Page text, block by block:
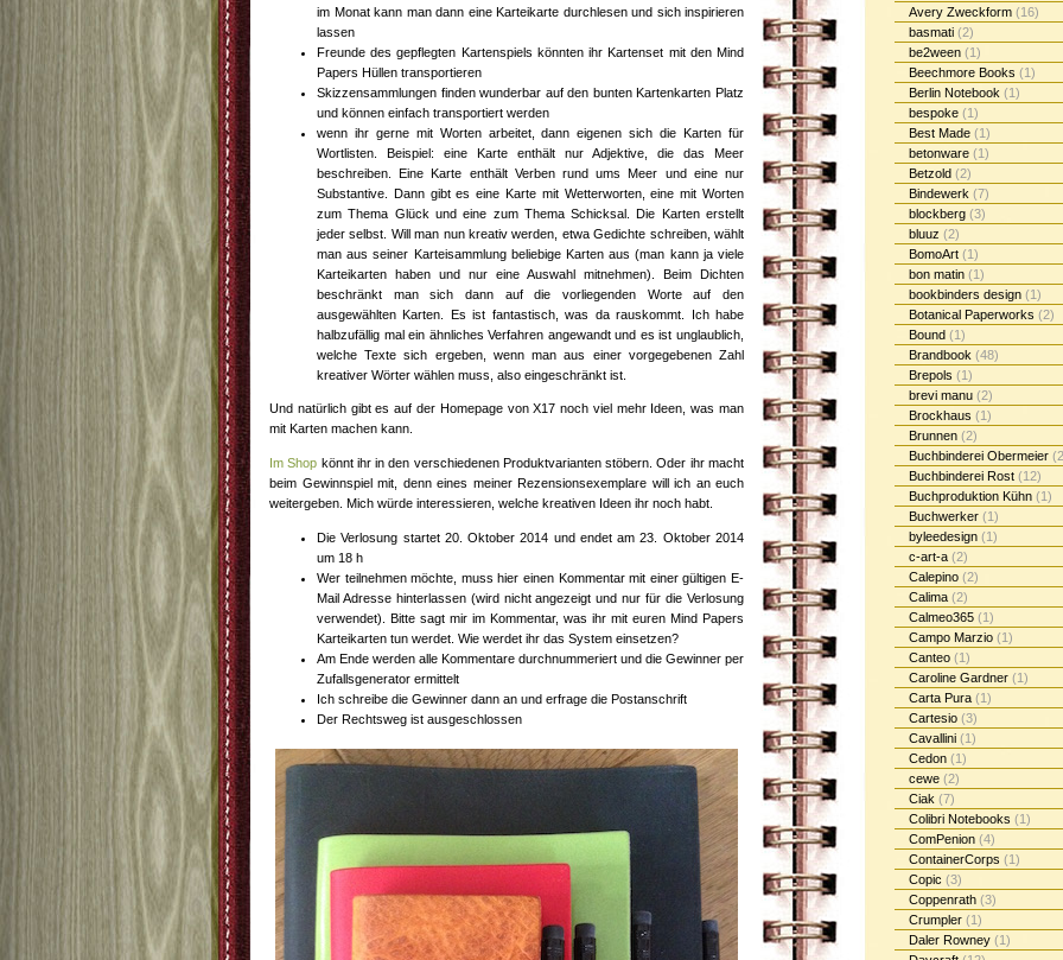
Avery Zweckform (16)
basmati (2)
be2ween (1)
Beechmore Books (1)
Berlin Notebook (1)
bespoke (1)
Best Made (1)
betonware (1)
Betzold (2)
Bindewerk (7)
blockberg (3)
bluuz (2)
BomoArt (1)
bon matin (1)
bookbinders design (1)
Botanical Paperworks (2)
Bound (1)
Brandbook (48)
Brepols (1)
brevi manu (2)
Brockhaus (1)
Brunnen (2)
Buchbinderei Obermeier
Buchbinderei Rost (12)
Buchproduktion Kühn (1)
Buchwerker (1)
byleedesign (1)
c-art-a (2)
Calepino (2)
Calima (2)
Calmeo365 (1)
Campo Marzio (1)
Canteo (1)
Caroline Gardner (1)
Carta Pura (1)
Cartesio (3)
Cavallini (1)
Cedon (1)
cewe (2)
Ciak (7)
Colibri Notebooks (1)
ComPenion (4)
ContainerCorps (1)
Copic (3)
Coppenrath (3)
Crumpler (1)
Daler Rowney (1)
im Monat kann man dann eine Karteikarte durchlesen und sich inspirieren
lassen
Freunde des gepflegten Kartenspiels könnten ihr Kartenset mit den Mind
Papers Hüllen transportieren
Skizzensammlungen finden wunderbar auf den bunten Kartenkarten Platz
und können einfach transportiert werden
wenn ihr gerne mit Worten arbeitet, dann eigenen sich die Karten für
Wortlisten. Beispiel: eine Karte enthält nur Adjektive, die das Meer
beschreiben. Eine Karte enthält Verben rund ums Meer und eine nur
Substantive. Dann gibt es eine Karte mit Wetterworten, eine mit Worten
zum Thema Glück und eine zum Thema Schicksal. Die Karten erstellt
jeder selbst. Will man nun kreativ werden, etwa Gedichte schreiben, wählt
man aus seiner Karteisammlung beliebige Karten aus (man kann ja viele
Karteikarten haben und nur eine Auswahl mitnehmen). Beim Dichten
beschränkt man sich dann auf die vorliegenden Worte auf den
ausgewählten Karten. Es ist fantastisch, was da rauskommt. Ich habe
halbzufällig mal ein ähnliches Verfahren angewandt und es ist unglaublich,
welche Texte sich ergeben, wenn man aus einer vorgegebenen Zahl
kreativer Wörter wählen muss, also eingeschränkt ist.
Und natürlich gibt es auf der Homepage von X17 noch viel mehr Ideen, was man
mit Karten machen kann.
Im Shop könnt ihr in den verschiedenen Produktvarianten stöbern. Oder ihr macht
beim Gewinnspiel mit, denn eines meiner Rezensionsexemplare will ich an euch
weitergeben. Mich würde interessieren, welche kreativen Ideen ihr noch habt.
Die Verlosung startet 20. Oktober 2014 und endet am 23. Oktober 2014
um 18 h
Wer teilnehmen möchte, muss hier einen Kommentar mit einer gültigen E-
Mail Adresse hinterlassen (wird nicht angezeigt und nur für die Verlosung
verwendet). Bitte sagt mir im Kommentar, was ihr mit euren Mind Papers
Karteikarten tun werdet. Wie werdet ihr das System einsetzen?
Am Ende werden alle Kommentare durchnummeriert und die Gewinner per
Zufallsgenerator ermittelt
Ich schreibe die Gewinner dann an und erfrage die Postanschrift
Der Rechtsweg ist ausgeschlossen